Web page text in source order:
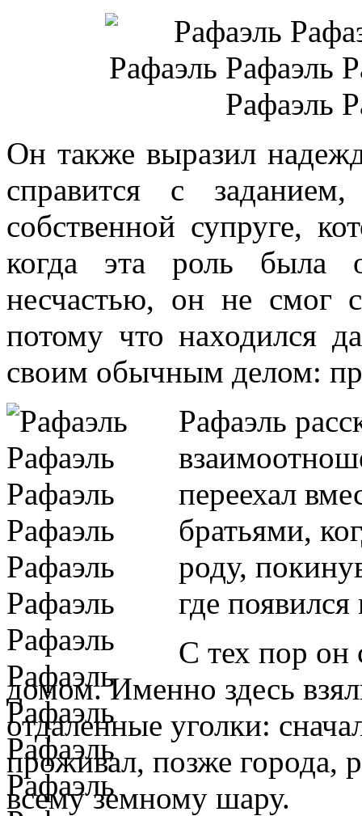
Он также выразил
справится с
собственной супруге,
когда эта роль была
несчастью, он не смог
потому что находился
своим обычным делом:
Рафаэль
переехал
братьями,
роду,
где появился
С тех пор он
домом. Именно здесь
отдаленные уголки:
проживал, позже города,
всему земному шару.